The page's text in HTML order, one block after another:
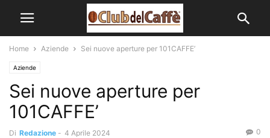
Home Aziende Sei nuove aperture per 101CAFFE’
Aziende
Sei nuove aperture per
101CAFFE’
Di Redazione - 4 Aprile 2024 0